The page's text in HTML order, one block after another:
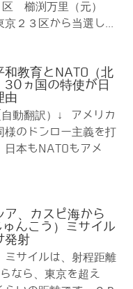
櫛渕万里（元）
２３区から当選し...
教育とNATO（北
30ヵ国の特使が日
由
動翻訳）↓ アメリカ
様のドンロー主義を打
日本もNATOもアメ
ア、カスピ海から
んこう）ミサイル
発射
ミサイルは、射程距離
なら、東京を超え